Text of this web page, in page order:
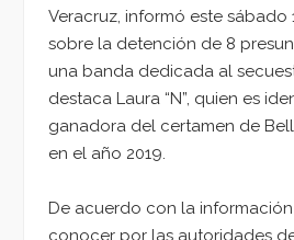
Veracruz, informó este sábado
sobre la detención de 8
una banda dedicada al
destaca Laura “N”, quien es
ganadora del certamen de
en el año 2019.
De acuerdo con la
conocer por las autoridades